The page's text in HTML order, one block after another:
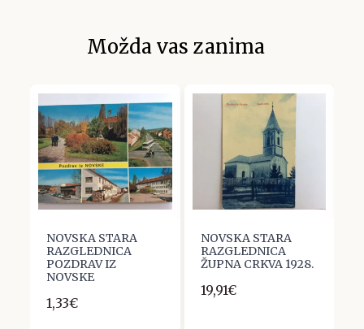
Možda vas zanima
NOVSKA STARA
RAZGLEDNICA
POZDRAV IZ
NOVSKE
1,33€
NOVSKA STARA
RAZGLEDNICA
ŽUPNA CRKVA 1928.
19,91€